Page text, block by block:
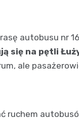
autobusu nr
się na pętli
ale
ruchem